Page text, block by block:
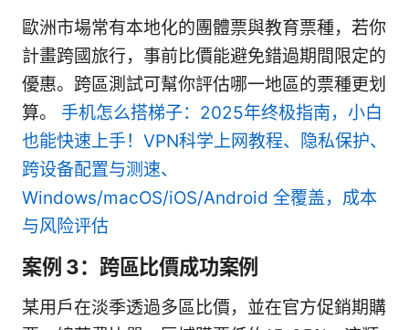
歐洲市場常有本地化的團體票與教育票種，若你
計畫跨國旅行，事前比價能避免錯過期間限定的
優惠。跨區測試可幫你評估哪一地區的票種更划
算。 手机怎么搭梯子：2025年终极指南，小白
也能快速上手！VPN科学上网教程、隐私保护、
跨设备配置与测速、
Windows/macOS/iOS/Android 全覆盖，成本
与风险评估
案例 3：跨區比價成功案例
某用戶在淡季透過多區比價，並在官方促銷期購